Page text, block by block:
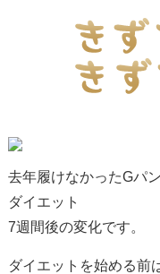
去年履けなかったG
ダイエット
7週間後の変化です。
ダイエットを始める前